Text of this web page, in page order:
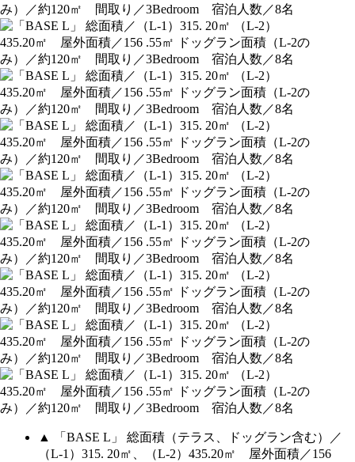
▲ 「BASE L」 総面積（テラス、ドッグラン含む）／
（L-1）315. 20㎡、（L-2）435.20㎡ 屋外面積／156